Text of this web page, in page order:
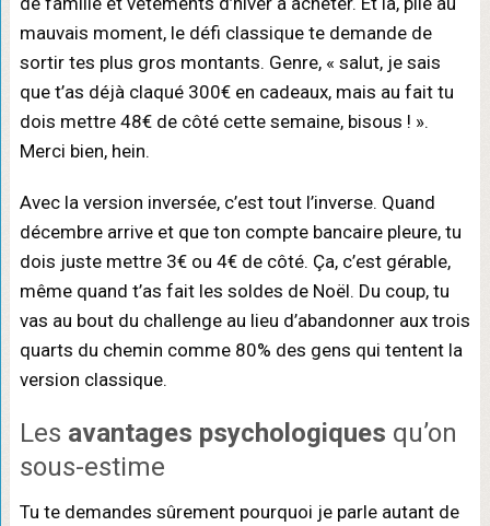
mauvais moment, le défi classique te demande de
sortir tes plus gros montants. Genre, « salut, je sais
que t’as déjà claqué 300€ en cadeaux, mais au fait tu
dois mettre 48€ de côté cette semaine, bisous ! ».
Merci bien, hein.
Avec la version inversée, c’est tout l’inverse. Quand
décembre arrive et que ton compte bancaire pleure, tu
dois juste mettre 3€ ou 4€ de côté. Ça, c’est gérable,
même quand t’as fait les soldes de Noël. Du coup, tu
vas au bout du challenge au lieu d’abandonner aux trois
quarts du chemin comme 80% des gens qui tentent la
version classique.
Les avantages psychologiques qu’on
sous-estime
Tu te demandes sûrement pourquoi je parle autant de